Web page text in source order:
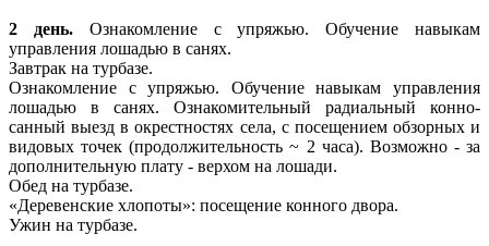
2 день.Ознакомление с упряжью. Обучение навыкам
управления лошадью в санях.
Завтрак на турбазе.
Ознакомление с упряжью. Обучение навыкам управления
лошадью в санях. Ознакомительный радиальный конно-
санный выезд в окрестностях села, с посещением обзорных и
видовых точек (продолжительность ~ 2 часа). Возможно - за
дополнительную плату - верхом на лошади.
Обед на турбазе.
«Деревенские хлопоты»: посещение конного двора.
Ужин на турбазе.